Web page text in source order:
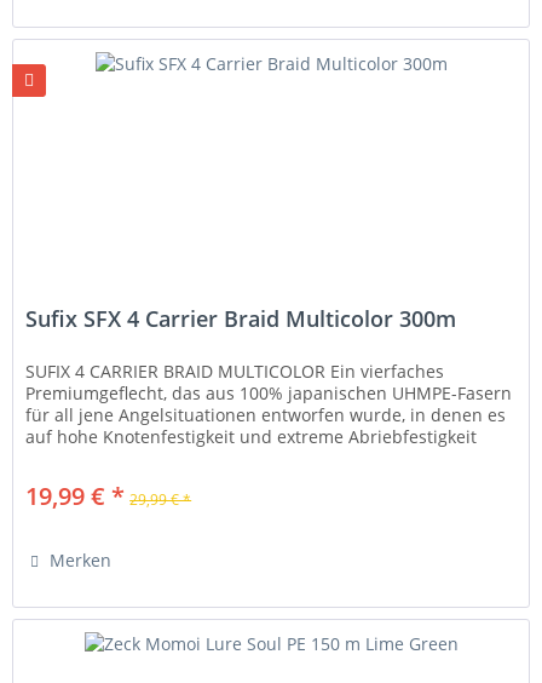
Sufix SFX 4 Carrier Braid Multicolor 300m
SUFIX 4 CARRIER BRAID MULTICOLOR Ein vierfaches
Premiumgeflecht, das aus 100% japanischen UHMPE-Fasern
für all jene Angelsituationen entworfen wurde, in denen es
auf hohe Knotenfestigkeit und extreme Abriebfestigkeit
19,99 € * 29,99 € *
Merken